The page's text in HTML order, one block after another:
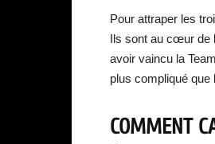
Pour attraper les
Ils sont au cœur de
avoir vaincu la
plus compliqué
COMMENT